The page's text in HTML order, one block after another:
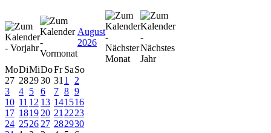
August
2026
MoDiMiDoFr SaSo
27 282930 31 1
2
3
4 5 6 7 8 9
10 11 12 13 141516
17 1819 20 21 2223
24 2526 27 282930